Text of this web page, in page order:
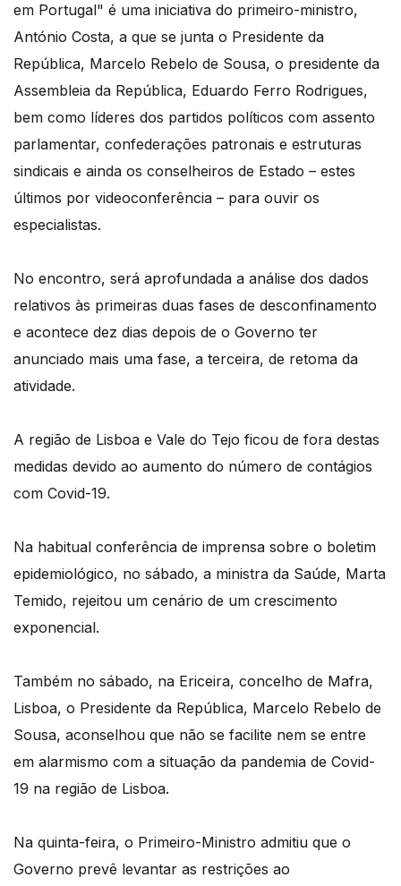
em Portugal" é uma iniciativa do primeiro-ministro,
António Costa, a que se junta o Presidente da
República, Marcelo Rebelo de Sousa, o presidente da
Assembleia da República, Eduardo Ferro Rodrigues,
bem como líderes dos partidos políticos com assento
parlamentar, confederações patronais e estruturas
sindicais e ainda os conselheiros de Estado – estes
últimos por videoconferência – para ouvir os
especialistas.
No encontro, será aprofundada a análise dos dados
relativos às primeiras duas fases de desconfinamento
e acontece dez dias depois de o Governo ter
anunciado mais uma fase, a terceira, de retoma da
atividade.
A região de Lisboa e Vale do Tejo ficou de fora destas
medidas devido ao aumento do número de contágios
com Covid-19.
Na habitual conferência de imprensa sobre o boletim
epidemiológico, no sábado, a ministra da Saúde, Marta
Temido, rejeitou um cenário de um crescimento
exponencial.
Também no sábado, na Ericeira, concelho de Mafra,
Lisboa, o Presidente da República, Marcelo Rebelo de
Sousa, aconselhou que não se facilite nem se entre
em alarmismo com a situação da pandemia de Covid-
19 na região de Lisboa.
Na quinta-feira, o Primeiro-Ministro admitiu que o
Governo prevê levantar as restrições ao